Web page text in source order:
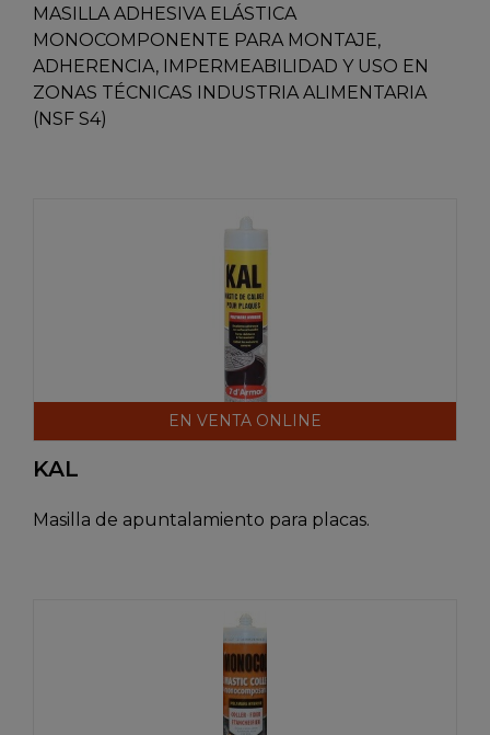
MASILLA ADHESIVA ELÁSTICA
MONOCOMPONENTE PARA MONTAJE,
ADHERENCIA, IMPERMEABILIDAD Y USO EN
ZONAS TÉCNICAS INDUSTRIA ALIMENTARIA
(NSF S4)
EN VENTA ONLINE
KAL
Masilla de apuntalamiento para placas.